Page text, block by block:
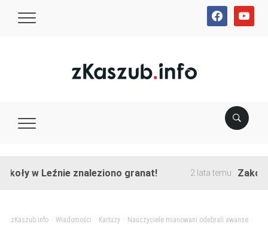
facebookyoutube
w Leźnie znaleziono granat! 2 lata temu
zKaszub.info> Wiadomości Kartuzy> Nauczyciele mianowani odebrali awanse>